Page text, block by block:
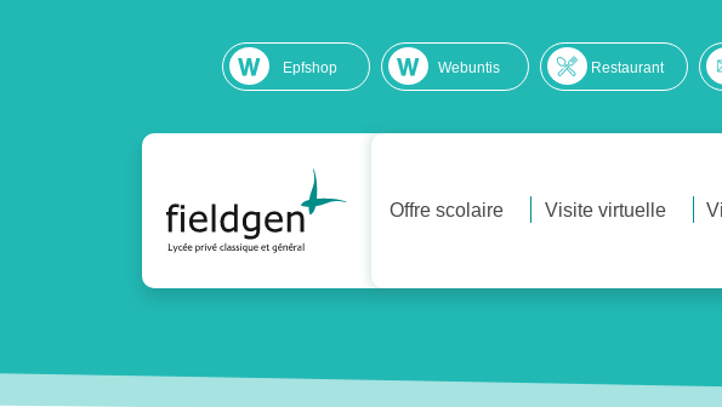
Epfshop Webuntis Restaurant
Offre scolaire Visite virtuelle